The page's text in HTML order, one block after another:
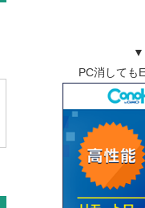
▼
PC消しても